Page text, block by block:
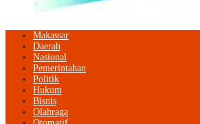
Makassar
Daerah
Nasional
Pemerintahan
Politik
Hukum
Bisnis
Olahraga